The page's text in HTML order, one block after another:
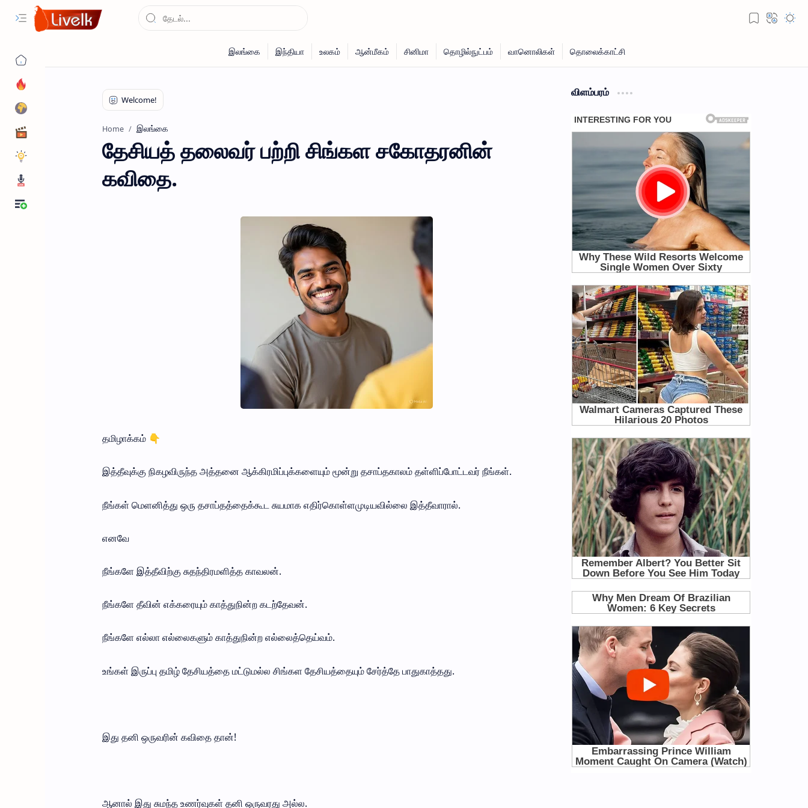
Home இலங்கை
தேசியத் தலைவர் பற்றி சிங்கள சகோதரனின்
கவிதை.
தமிழாக்கம் 👇
இத்தீவுக்கு நிகழவிருந்த அத்தனை ஆக்கிரமிப்புக்களையும் மூன்று தசாப்தகாலம் தள்ளிப்போட்டவர் நீங்கள்.
நீங்கள் மெளனித்து ஒரு தசாப்தத்தைக்கூட சுயமாக எதிர்கொள்ளமுடியவில்லை இத்தீவாரால்.
எனவே
நீங்களே இத்தீவிற்கு சுதந்திரமளித்த காவலன்.
நீங்களே தீவின் எக்கரையும் காத்துநின்ற கடற்தேவன்.
நீங்களே எல்லா எல்லைகளும் காத்துநின்ற எல்லைத்தெய்வம்.
உங்கள் இருப்பு தமிழ் தேசியத்தை மட்டுமல்ல சிங்கள தேசியத்தையும் சேர்த்தே பாதுகாத்தது.
இது தனி ஒருவரின் கவிதை தான்!
ஆனால் இது சுமந்த உணர்வுகள் தனி ஒருவரது அல்ல.
விளம்பரம்